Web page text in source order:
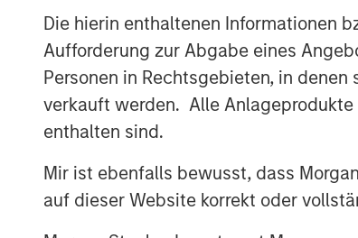
Die hierin enthaltenen Informationen
Aufforderung zur Abgabe eines
Personen in Rechtsgebieten, in
verkauft werden. Alle
enthalten sind.
Mir ist ebenfalls bewusst, dass
auf dieser Website korrekt oder
decisions, including supplier
Ashwin Krishnan, North
said “Morgan Stanley Private
accelerated growth plans as it
customers and partners. We
Capital Partners and Carlyle
acquisitions, invest in
Bridgepointe’s operating